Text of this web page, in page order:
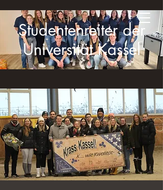
Studentenreiter der
Universität Kassel